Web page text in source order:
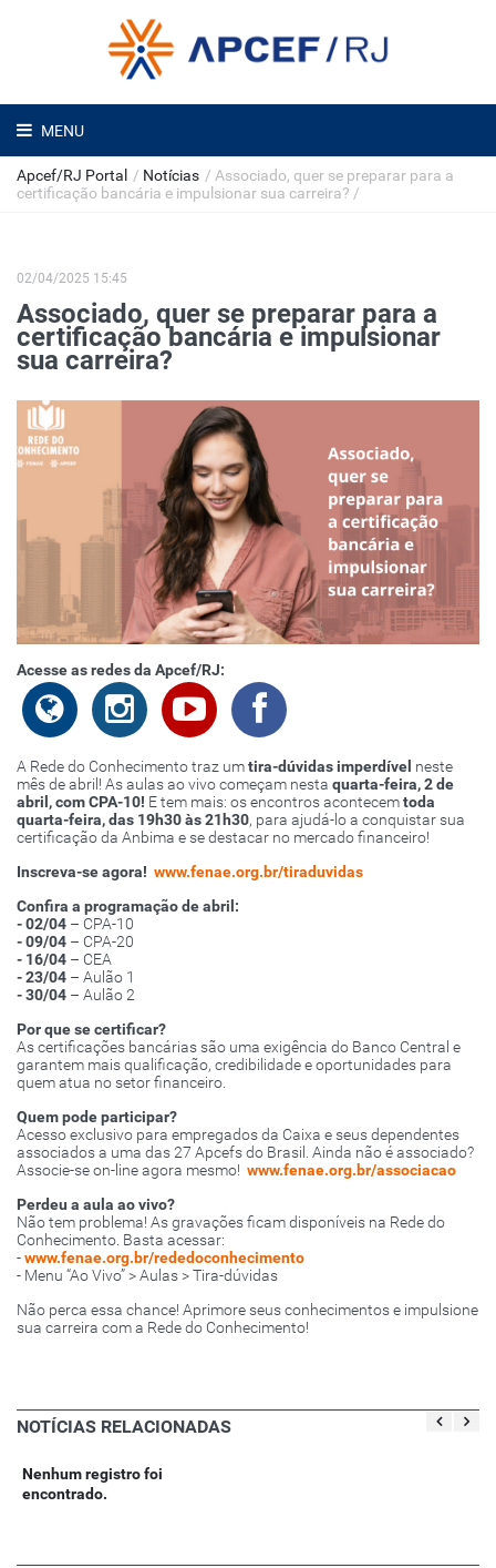
MENU
Apcef/RJ Portal / Notícias / Associado, quer se preparar para a
certificação bancária e impulsionar sua carreira? /
02/04/2025 15:45
Associado, quer se preparar para a
certificação bancária e impulsionar
sua carreira?
Acesse as redes da Apcef/RJ:
A Rede do Conhecimento traz umtira-dúvidas imperdível neste
mês de abril! As aulas ao vivo começam nesta quarta-feira, 2 de
abril, com CPA-10! E tem mais: os encontros acontecemtoda
quarta-feira, das 19h30 às 21h30, para ajudá-lo a conquistar sua
certificação da Anbima e se destacar no mercado financeiro!
Inscreva-se agora! www.fenae.org.br/tiraduvidas
Confira a programação de abril:
- 02/04 – CPA-10
- 09/04 – CPA-20
- 16/04 – CEA
- 23/04 – Aulão 1
- 30/04 – Aulão 2
Por que se certificar?
As certificações bancárias são uma exigência do Banco Central e
garantem mais qualificação, credibilidade e oportunidades para
quem atua no setor financeiro.
Quem pode participar?
Acesso exclusivo para empregados da Caixa e seus dependentes
associados a uma das 27 Apcefs do Brasil. Ainda não é associado?
Associe-se on-line agora mesmo! www.fenae.org.br/associacao
Perdeu a aula ao vivo?
Não tem problema! As gravações ficam disponíveis na Rede do
Conhecimento. Basta acessar:
-www.fenae.org.br/rededoconhecimento
- Menu “Ao Vivo” > Aulas > Tira-dúvidas
Não perca essa chance! Aprimore seus conhecimentos e impulsione
sua carreira com a Rede do Conhecimento!
NOTÍCIAS RELACIONADAS
Nenhum registro foi
encontrado.